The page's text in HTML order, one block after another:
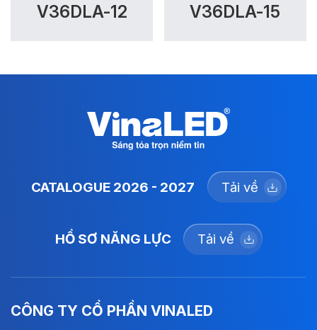
V36DLA-12 V36DLA-15
CATALOGUE 2026 - 2027 Tải về
HỒ SƠ NĂNG LỰC Tải về
CÔNG TY CỔ PHẦN VINALED